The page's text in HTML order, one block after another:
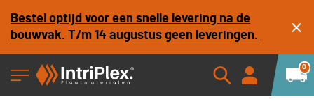
Bestel optijd voor een snelle levering na de
bouwvak. T/m 14 augustus geen leveringen.
0